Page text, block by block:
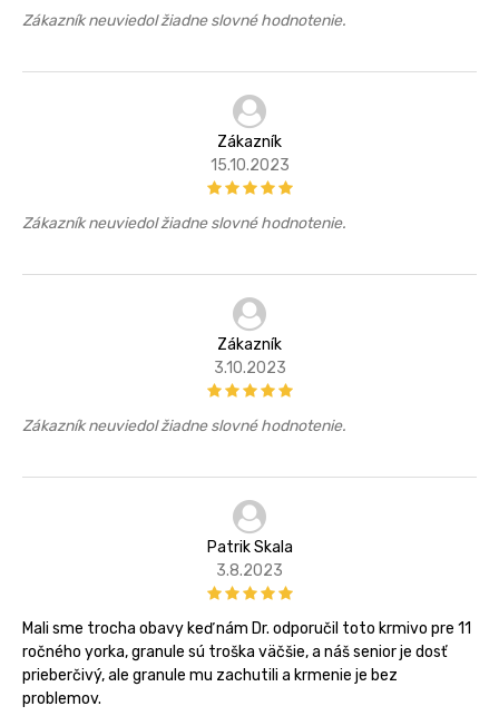
Zákazník neuviedol žiadne slovné hodnotenie.
Zákazník
15.10.2023
Zákazník neuviedol žiadne slovné hodnotenie.
Zákazník
3.10.2023
Zákazník neuviedol žiadne slovné hodnotenie.
Patrik Skala
3.8.2023
Mali sme trocha obavy keď nám Dr. odporučil toto krmivo pre 11
ročného yorka, granule sú troška väčšie, a náš senior je dosť
prieberčivý, ale granule mu zachutili a krmenie je bez
problemov.